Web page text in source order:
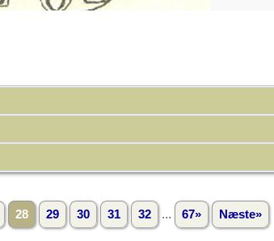
28 29 30 31 32 ... 67» Næste»